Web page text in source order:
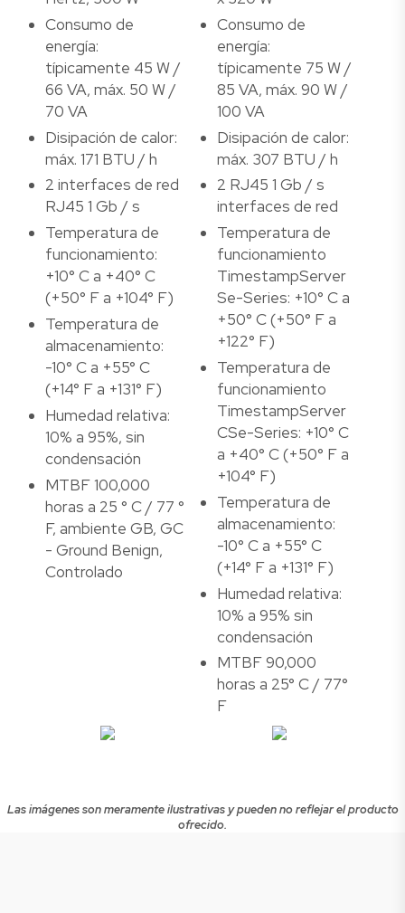
Consumo de
energía:
típicamente 45 W /
66 VA, máx. 50 W /
70 VA
Disipación de calor:
máx. 171 BTU / h
2 interfaces de red
RJ45 1 Gb / s
Temperatura de
funcionamiento:
+10° C a +40° C
(+50° F a +104° F)
Temperatura de
almacenamiento:
-10° C a +55° C
(+14° F a +131° F)
Humedad relativa:
10% a 95%, sin
condensación
MTBF 100,000
horas a 25 ° C / 77 °
F, ambiente GB, GC
- Ground Benign,
Controlado
Consumo de
energía:
típicamente 75 W /
85 VA, máx. 90 W /
100 VA
Disipación de calor:
máx. 307 BTU / h
2 RJ45 1 Gb / s
interfaces de red
Temperatura de
funcionamiento
TimestampServer
Se-Series: +10° C a
+50° C (+50° F a
+122° F)
Temperatura de
funcionamiento
TimestampServer
CSe-Series: +10° C
a +40° C (+50° F a
+104° F)
Temperatura de
almacenamiento:
-10° C a +55° C
(+14° F a +131° F)
Humedad relativa:
10% a 95% sin
condensación
MTBF 90,000
horas a 25° C / 77°
F
Las imágenes son meramente ilustrativas y pueden no reflejar el producto
ofrecido.